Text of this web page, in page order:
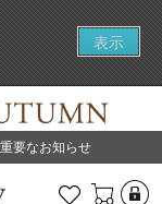
表示
要なお知らせ
お気に入り